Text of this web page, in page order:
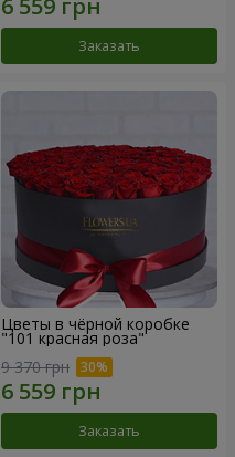
Заказать
Цветы в чёрной коробке
"101 красная роза"
9 370 грн
Заказать